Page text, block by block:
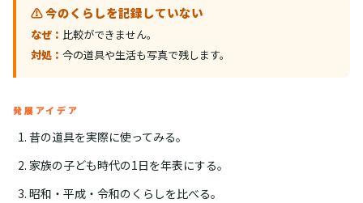
⚠️ 今のくらしを記録していない
なぜ： 比較ができません。
対処： 今の道具や生活も写真で残します。
発展アイデア
昔の道具を実際に使ってみる。
家族の子ども時代の1日を年表にする。
昭和・平成・令和のくらしを比べる。